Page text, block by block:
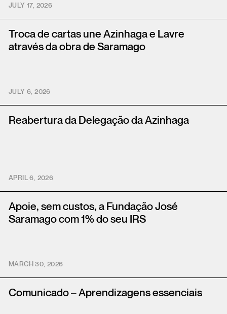
JULY 17, 2026
Troca de cartas une Azinhaga e Lavre
através da obra de Saramago
JULY 6, 2026
Reabertura da Delegação da Azinhaga
APRIL 6, 2026
Apoie, sem custos, a Fundação José
Saramago com 1% do seu IRS
MARCH 30, 2026
Comunicado – Aprendizagens essenciais